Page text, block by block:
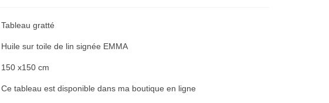
Tableau gratté
Huile sur toile de lin signée EMMA
150 x150 cm
Ce tableau est disponible dans ma boutique en ligne